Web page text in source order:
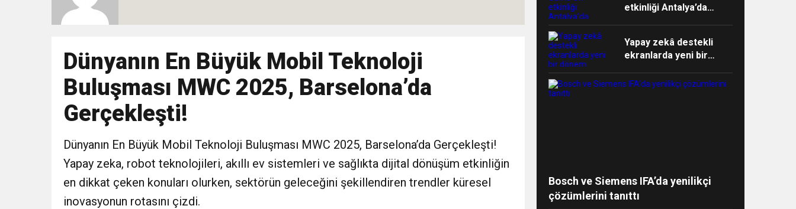
10:02 Gelecek Partisi İzmir Teşkilatı Ankara’da Güç Gösterisi Yaptı
9:33 CHP’li 3 Genç Tutuklandı: Siyasi Saldırının Hedefinde Mehmet Türkmen mi Var?
8:35
14:11 Buca’da Ruhsatı Tartışmalı İnşaat Meclis Gündeminde: “Cumhurbaşkanı Kararnamesi Bile Çiğnendi”
18:28 Eğitim Camiasının Yakından Tanıdığı İsim: Abdulrezak Kaldan Torbalı Yolunda
Dünyanın En Büyük Mobil Teknoloji
Buluşması MWC 2025, Barselona’da
Gerçekleşti!
Dünyanın En Büyük Mobil Teknoloji Buluşması MWC 2025, Barselona’da Gerçekleşti!
Yapay zeka, robot teknolojileri, akıllı ev sistemleri ve sağlıkta dijital dönüşüm etkinliğin
en dikkat çeken konuları olurken, sektörün geleceğini şekillendiren trendler küresel
inovasyonun rotasını çizdi.
etkinliği Antalya’da
Yapay zekâ destekli
ekranlarda yeni bir
Bosch ve Siemens IFA’da yenilikçi
çözümlerini tanıttı